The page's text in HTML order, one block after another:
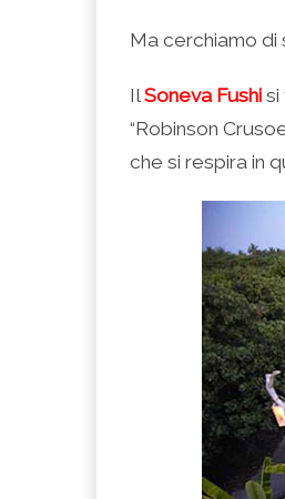
Ma cerchiamo
Il Soneva Fushi si
“Robinson
che si respira in